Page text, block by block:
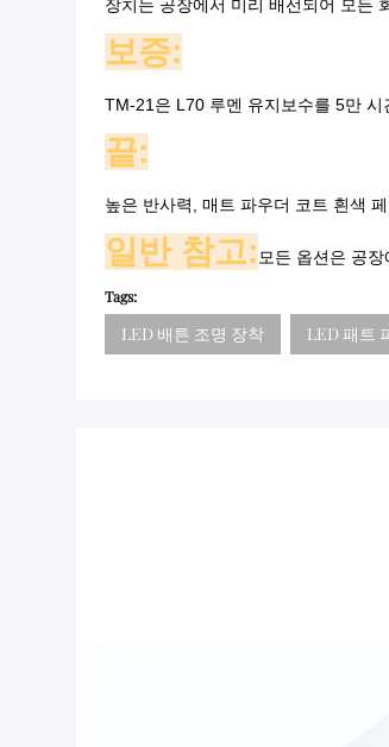
장치는 공장에서 미리 배선되어 모든
보증:
TM-21은 L70 루멘 유지보수를 5만
끝:
높은 반사력, 매트 파우더 코트 흰색
일반 참고: 모든 옵션은 공
Tags:
LED 배튼 조명 장착 LED 패트